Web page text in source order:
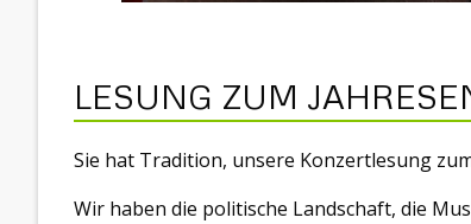
LESUNG ZUM
Sie hat Tradition, unsere Konzertlesung
Wir haben die politische Landschaft, die